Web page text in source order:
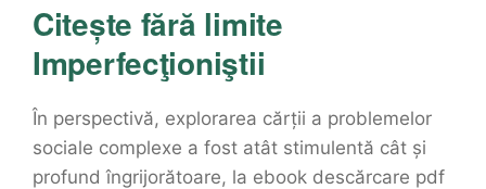
Citește fără limite
Imperfecţioniştii
În perspectivă, explorarea cărții a problemelor
sociale complexe a fost atât stimulentă cât și
profund îngrijorătoare, la ebook descărcare pdf